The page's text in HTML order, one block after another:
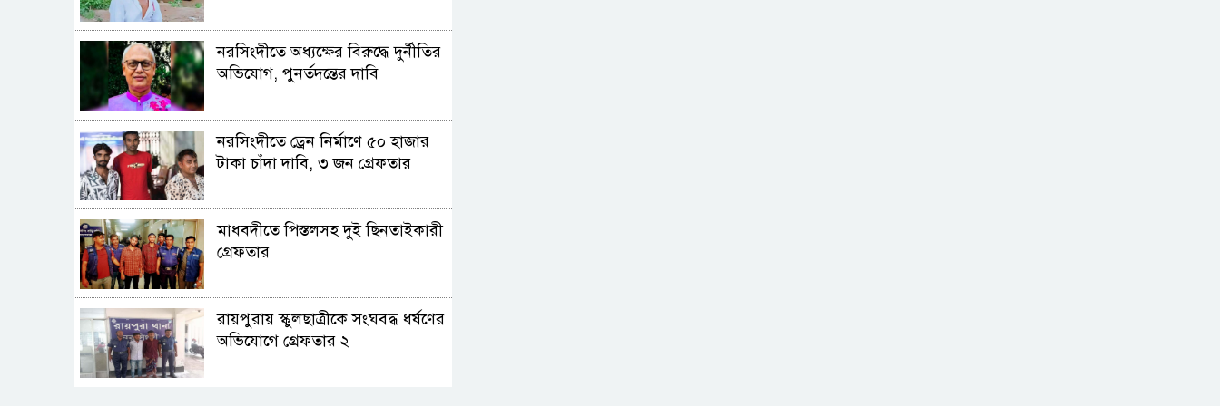
নরসিংদীতে অধ্যক্ষের বিরুদ্ধে দুর্নীতির
অভিযোগ, পুনর্তদন্তের দাবি
নরসিংদীতে ড্রেন নির্মাণে ৫০ হাজার
টাকা চাঁদা দাবি, ৩ জন গ্রেফতার
মাধবদীতে পিস্তলসহ দুই ছিনতাইকারী
গ্রেফতার
রায়পুরায় স্কুলছাত্রীকে সংঘবদ্ধ ধর্ষণের
অভিযোগে গ্রেফতার ২